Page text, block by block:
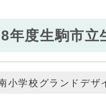
年度生駒市
小学校グランドデザ